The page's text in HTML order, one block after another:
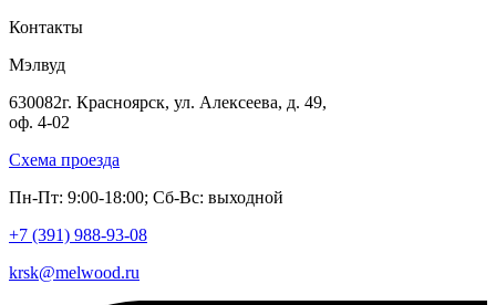
Контакты
Мэлвуд
630082г. Красноярск, ул. Алексеева, д. 49,
оф. 4-02
Схема проезда
Пн-Пт: 9:00-18:00; Сб-Вс: выходной
+7 (391) 988-93-08
krsk@melwood.ru